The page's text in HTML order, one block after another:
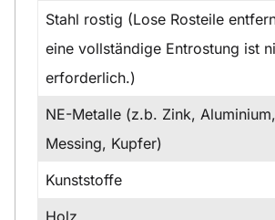
Stahl rostig (Lose Rosteile
eine vollständige Entrostung ist
erforderlich.)
NE-Metalle (z.b. Zink, Aluminium,
Messing, Kupfer)
Kunststoffe
Holz